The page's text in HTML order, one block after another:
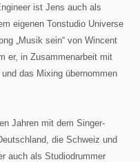
ist Jens auch als
eigenen Tonstudio Universe
„Musik sein“ von Wincent
er, in Zusammenarbeit mit
das Mixing übernommen
Jahren mit dem Singer-
die Schweiz und
auch als Studiodrummer